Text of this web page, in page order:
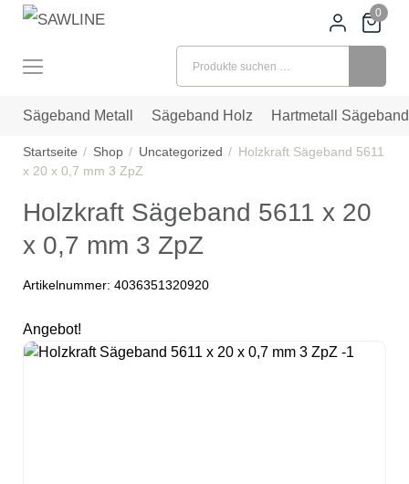
0
Sägeband Metall Sägeband Holz Hartmetall Sägeband
Startseite Shop Uncategorized
Holzkraft Sägeband 5611
x 20 x 0,7 mm 3 ZpZ
Holzkraft Sägeband 5611 x 20
x 0,7 mm 3 ZpZ
Artikelnummer: 4036351320920
Angebot!